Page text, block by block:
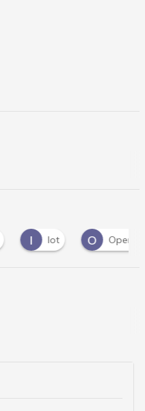
Iot Operational